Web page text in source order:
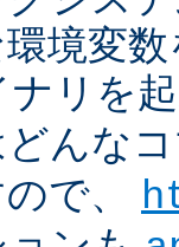
境変
ナリを
どんな
で、